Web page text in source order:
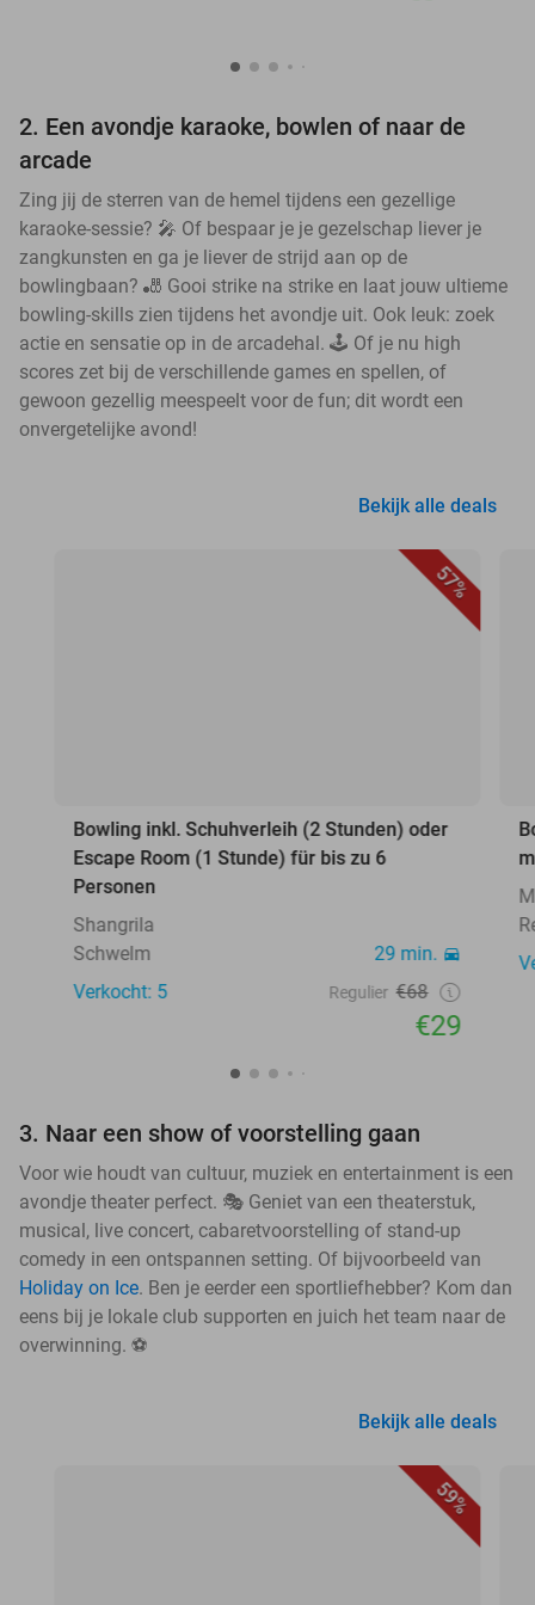
2. Een avondje karaoke, bowlen of naar de
arcade
Zing jij de sterren van de hemel tijdens een gezellige
karaoke-sessie? 🎤 Of bespaar je je gezelschap liever je
zangkunsten en ga je liever de strijd aan op de
bowlingbaan? 🎳 Gooi strike na strike en laat jouw ultieme
bowling-skills zien tijdens het avondje uit. Ook leuk: zoek
actie en sensatie op in de arcadehal. 🕹️ Of je nu high
scores zet bij de verschillende games en spellen, of
gewoon gezellig meespeelt voor de fun; dit wordt een
onvergetelijke avond!
Bekijk alle deals
57%
Bowling inkl. Schuhverleih (2 Stunden) oder
Escape Room (1 Stunde) für bis zu 6
Personen
Shangrila
Schwelm
29 min.
Verkocht: 5
Regulier €68
€29
3. Naar een show of voorstelling gaan
Voor wie houdt van cultuur, muziek en entertainment is een
avondje theater perfect. 🎭 Geniet van een theaterstuk,
musical, live concert, cabaretvoorstelling of stand-up
comedy in een ontspannen setting. Of bijvoorbeeld van
Holiday on Ice. Ben je eerder een sportliefhebber? Kom dan
eens bij je lokale club supporten en juich het team naar de
overwinning. ⚽
Bekijk alle deals
59%